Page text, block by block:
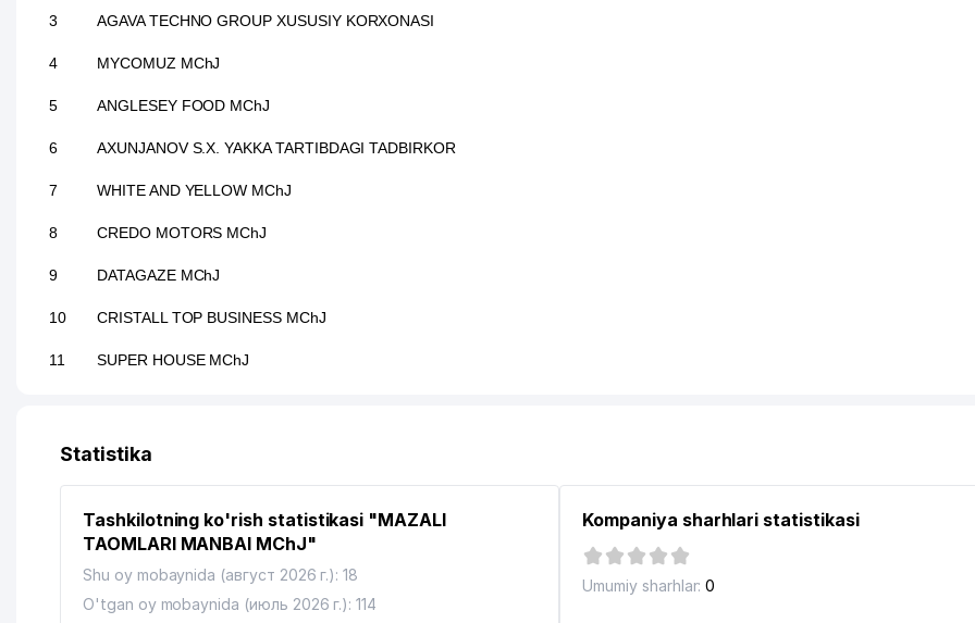
3 AGAVA TECHNO GROUP XUSUSIY KORXONASI
4 MYCOMUZ MChJ
5 ANGLESEY FOOD MChJ
6 AXUNJANOV S.X. YAKKA TARTIBDAGI TADBIRKOR
7 WHITE AND YELLOW MChJ
8 CREDO MOTORS MChJ
9 DATAGAZE MChJ
10 CRISTALL TOP BUSINESS MChJ
11 SUPER HOUSE MChJ
13 BANOPLAST MChJ
O'ZBEKISTON RESPUBLIKASI AXBOROTLASHTIRISH VA TELEKOMMUNIKATSIYALAR SOHASIDA NAZORAT BO'YICHA
TOSHKENT VILOYATI AXBOROTLASHTIRISH VA TELEKOMMUNIKATSIYALAR SOHASIDA NAZORAT BO'YICHA HUDUDIY
INSPEKSIYASI
TASHKENT SHAHRI ALOQA, AXBOROTLASHTIRISH VA TELEKOMMUNIKATSIYA TEXNOLOGIYALARI SOHASIDA NAZORAT
Statistika
Tashkilotning ko'rish statistikasi "MAZALI
TAOMLARI MANBAI MChJ"
Shu oy mobaynida (август 2026 г.): 18
O'tgan oy mobaynida (июль 2026 г.): 114
Kompaniya sharhlari statistikasi
Umumiy sharhlar: 0